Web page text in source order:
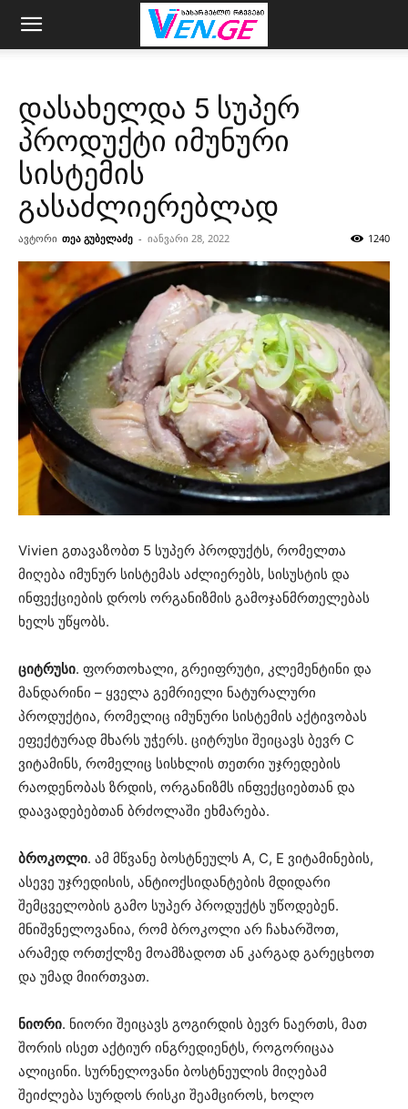
დასახელდა 5 სუპერ
პროდუქტი იმუნური
სისტემის
გასაძლიერებლად
ავტორი თეა გუბელაძე - იანვარი 28, 2022 1240
Vivien გთავაზობთ 5 სუპერ პროდუქტს, რომელთა
მიღება იმუნურ სისტემას აძლიერებს, სისუსტის და
ინფექციების დროს ორგანიზმის გამოჯანმრთელებას
ხელს უწყობს.
ციტრუსი. ფორთოხალი, გრეიფრუტი, კლემენტინი და
მანდარინი – ყველა გემრიელი ნატურალური
პროდუქტია, რომელიც იმუნური სისტემის აქტივობას
ეფექტურად მხარს უჭერს. ციტრუსი შეიცავს ბევრ C
ვიტამინს, რომელიც სისხლის თეთრი უჯრედების
რაოდენობას ზრდის, ორგანიზმს ინფექციებთან და
დაავადებებთან ბრძოლაში ეხმარება.
ბროკოლი. ამ მწვანე ბოსტნეულს A, C, E ვიტამინების,
ასევე უჯრედისის, ანტიოქსიდანტების მდიდარი
შემცველობის გამო სუპერ პროდუქტს უწოდებენ.
მნიშვნელოვანია, რომ ბროკოლი არ ჩახარშოთ,
არამედ ორთქლზე მოამზადოთ ან კარგად გარეცხოთ
და უმად მიირთვათ.
ნიორი. ნიორი შეიცავს გოგირდის ბევრ ნაერთს, მათ
შორის ისეთ აქტიურ ინგრედიენტს, როგორიცაა
ალიცინი. სურნელოვანი ბოსტნეულის მიღებამ
შეიძლება სურდოს რისკი შეამციროს, ხოლო